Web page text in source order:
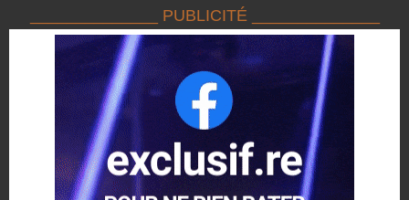
______________ PUBLICITÉ ______________